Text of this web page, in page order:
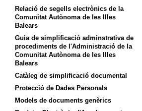
Relació de segells electrònics de la
Comunitat Autònoma de les Illes
Balears
Guia de simplificació adminstrativa de
procediments de l'Administració de la
Comunitat Autònoma de les Illes
Balears
Catàleg de simplificació documental
Protecció de Dades Personals
Models de documents genèrics